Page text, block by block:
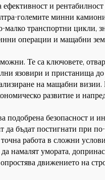
и
големите минни
малко транспортни цикли,
операции и мащабни
Те са ключовете,
язовири и пристанища
на мащабни
развитие и
подобрена безопасност и
да бъдат постигнати при
работа в сложни
намалят умората,
движението на